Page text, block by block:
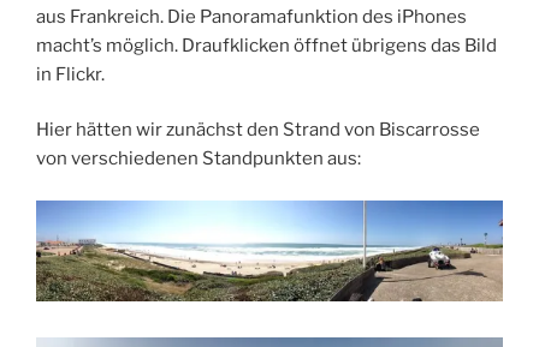
aus Frankreich. Die Panoramafunktion des iPhones
macht’s möglich. Draufklicken öffnet übrigens das Bild
in Flickr.
Hier hätten wir zunächst den Strand von Biscarrosse
von verschiedenen Standpunkten aus: